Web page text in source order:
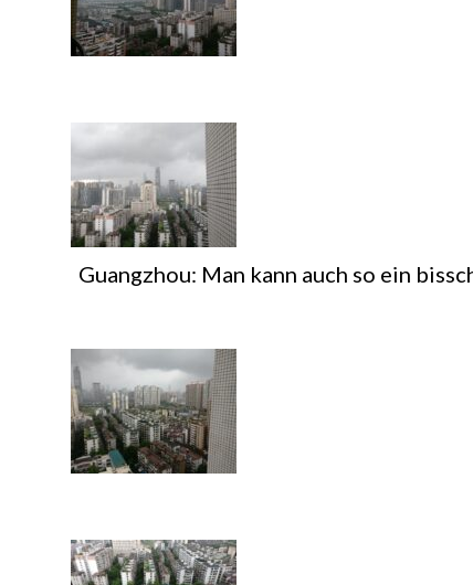
Guangzhou: Man kann auch so ein